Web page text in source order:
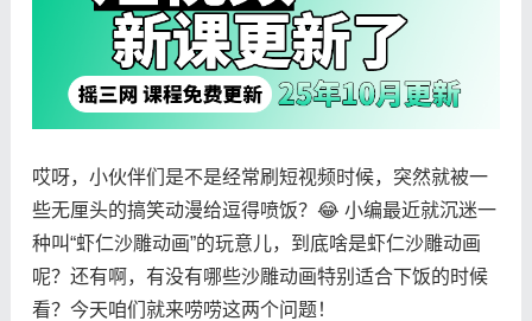
哎呀，小伙伴们是不是经常刷短视频时候，突然就被一
些无厘头的搞笑动漫给逗得喷饭？😂 小编最近就沉迷一
种叫“虾仁沙雕动画”的玩意儿，到底啥是虾仁沙雕动画
呢？还有啊，有没有哪些沙雕动画特别适合下饭的时候
看？今天咱们就来唠唠这两个问题！